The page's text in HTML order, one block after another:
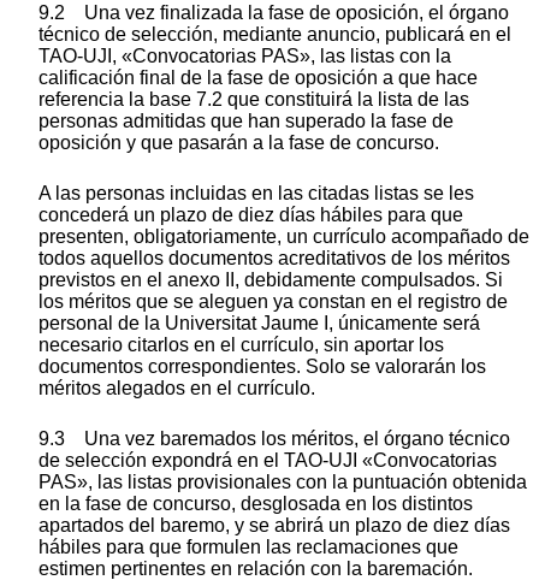
9.2 Una vez finalizada la fase de oposición, el órgano
técnico de selección, mediante anuncio, publicará en el
TAO-UJI, «Convocatorias PAS», las listas con la
calificación final de la fase de oposición a que hace
referencia la base 7.2 que constituirá la lista de las
personas admitidas que han superado la fase de
oposición y que pasarán a la fase de concurso.
A las personas incluidas en las citadas listas se les
concederá un plazo de diez días hábiles para que
presenten, obligatoriamente, un currículo acompañado de
todos aquellos documentos acreditativos de los méritos
previstos en el anexo II, debidamente compulsados. Si
los méritos que se aleguen ya constan en el registro de
personal de la Universitat Jaume I, únicamente será
necesario citarlos en el currículo, sin aportar los
documentos correspondientes. Solo se valorarán los
méritos alegados en el currículo.
9.3 Una vez baremados los méritos, el órgano técnico
de selección expondrá en el TAO-UJI «Convocatorias
PAS», las listas provisionales con la puntuación obtenida
en la fase de concurso, desglosada en los distintos
apartados del baremo, y se abrirá un plazo de diez días
hábiles para que formulen las reclamaciones que
estimen pertinentes en relación con la baremación.